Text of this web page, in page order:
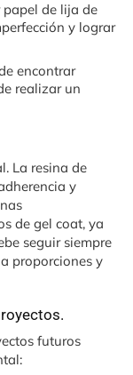
papel de lija de
y lograr
encontrar
realizar un
La resina de
y
de gel coat, ya
seguir siempre
proporciones y
futuros